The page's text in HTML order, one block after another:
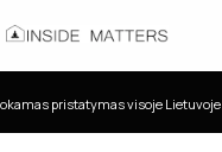
pristatymas visoje Lietuvoje